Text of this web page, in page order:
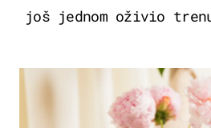
još jednom oživio
MODA & LJEPOTA